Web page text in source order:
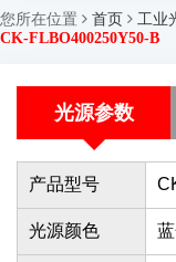
您所在位置 首页 工业
CK-FLBO400250Y50-B
光源参数
产品型号
光源颜色